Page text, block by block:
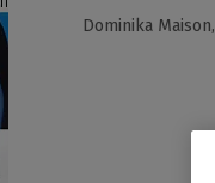
Dominika Maison,